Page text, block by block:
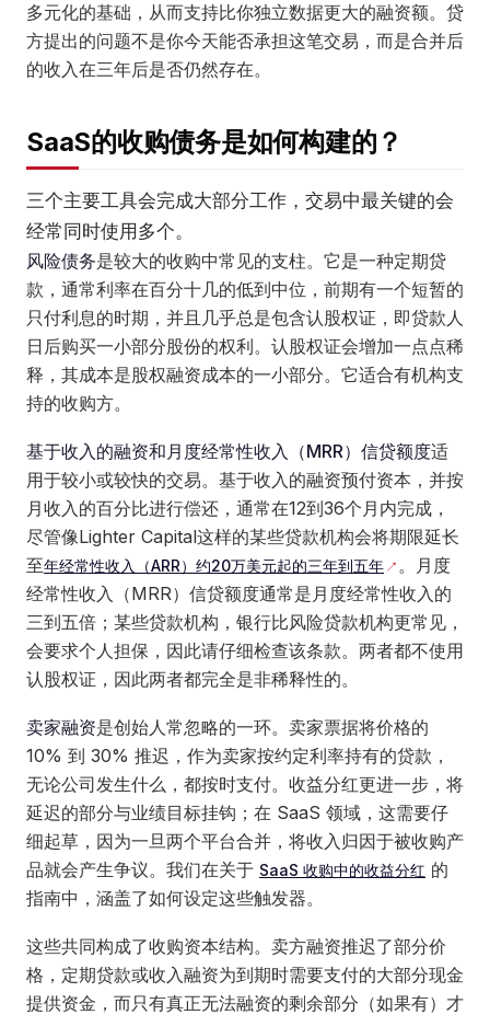
多元化的基础，从而支持比你独立数据更大的融资额。贷
方提出的问题不是你今天能否承担这笔交易，而是合并后
的收入在三年后是否仍然存在。
SaaS的收购债务是如何构建的？
三个主要工具会完成大部分工作，交易中最关键的会
经常同时使用多个。
风险债务是较大的收购中常见的支柱。它是一种定期贷
款，通常利率在百分十几的低到中位，前期有一个短暂的
只付利息的时期，并且几乎总是包含认股权证，即贷款人
日后购买一小部分股份的权利。认股权证会增加一点点稀
释，其成本是股权融资成本的一小部分。它适合有机构支
持的收购方。
基于收入的融资和月度经常性收入（MRR）信贷额度适
用于较小或较快的交易。基于收入的融资预付资本，并按
月收入的百分比进行偿还，通常在12到36个月内完成，
尽管像Lighter Capital这样的某些贷款机构会将期限延长
至年经常性收入（ARR）约20万美元起的三年到五年
。月度
经常性收入（MRR）信贷额度通常是月度经常性收入的
三到五倍；某些贷款机构，银行比风险贷款机构更常见，
会要求个人担保，因此请仔细检查该条款。两者都不使用
认股权证，因此两者都完全是非稀释性的。
卖家融资是创始人常忽略的一环。卖家票据将价格的
10% 到 30% 推迟，作为卖家按约定利率持有的贷款，
无论公司发生什么，都按时支付。收益分红更进一步，将
延迟的部分与业绩目标挂钩；在 SaaS 领域，这需要仔
细起草，因为一旦两个平台合并，将收入归因于被收购产
品就会产生争议。我们在关于 SaaS 收购中的收益分红 的
指南中，涵盖了如何设定这些触发器。
这些共同构成了收购资本结构。卖方融资推迟了部分价
格，定期贷款或收入融资为到期时需要支付的大部分现金
提供资金，而只有真正无法融资的剩余部分（如果有）才